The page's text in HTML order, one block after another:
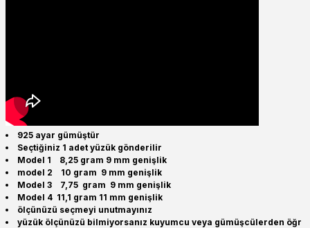
925 ayar gümüştür
Seçtiğiniz 1 adet yüzük gönderilir
Model 1 8,25 gram 9 mm genişlik
model 2 10 gram 9 mm genişlik
Model 3 7,75 gram 9 mm genişlik
Model 4 11,1 gram 11 mm genişlik
ölçünüzü seçmeyi unutmayınız
yüzük ölçünüzü bilmiyorsanız kuyumcu veya gümüşcülerden öğr